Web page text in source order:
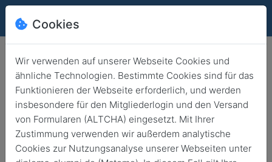
Träumst du von einem
Auslandssemester?
Zurück 21. Feb. 2025
Cookies
Wir verwenden auf unserer Webseite Cookies und
ähnliche Technologien. Bestimmte Cookies sind für das
Funktionieren der Webseite erforderlich, und werden
insbesondere für den Mitgliederlogin und den Versand
von Formularen (ALTCHA) eingesetzt. Mit Ihrer
Zustimmung verwenden wir außerdem analytische
Cookies zur Nutzungsanalyse unserer Webseiten unter